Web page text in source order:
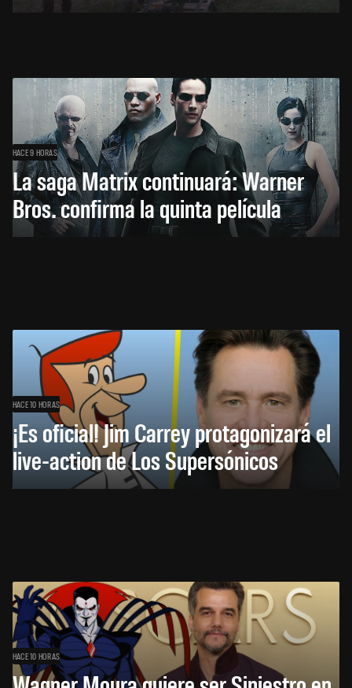
HACE 9 HORAS
La saga Matrix continuará: Warner
Bros. confirma la quinta película
HACE 10 HORAS
¡Es oficial! Jim Carrey protagonizará el
live-action de Los Supersónicos
HACE 10 HORAS